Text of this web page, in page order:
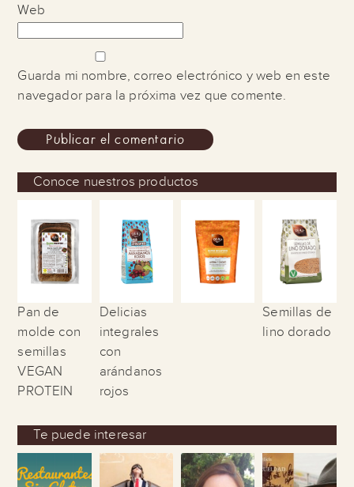
Web
Guarda mi nombre, correo electrónico y web en este
navegador para la próxima vez que comente.
Conoce nuestros productos
Pan de
molde con
semillas
VEGAN
PROTEIN
Delicias
integrales
con
arándanos
rojos
Semillas de
lino dorado
Te puede interesar